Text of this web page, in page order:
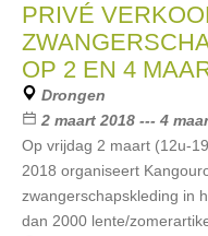
PRIVÉ
OP 2 EN 4
Drongen
2 maart 2018 --- 4
Op vrijdag 2 maart (12u-
2018 organiseert
zwangerschapskleding in
dan 2000 lente/